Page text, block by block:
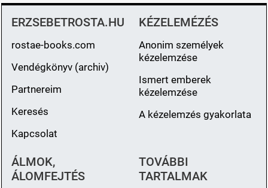
ERZSEBETROSTA.HU
rostae-books.com
Vendégkönyv (archiv)
Partnereim
Keresés
Kapcsolat
KÉZELEMÉZÉS
Anonim személyek
kézelemzése
Ismert emberek
kézelemzése
A kézelemzés gyakorlata
ÁLMOK,
ÁLOMFEJTÉS
TOVÁBBI
TARTALMAK